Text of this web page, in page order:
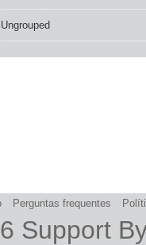
Ungrouped
Perguntas frequentes
Support